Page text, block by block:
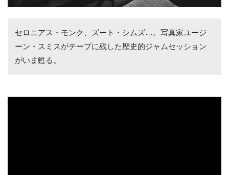
セロニアス・モンク、ズート・シムズ…。写真家ユージ
ーン・スミスがテープに残した歴史的ジャムセッション
がいま甦る。